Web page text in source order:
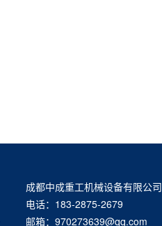
成都中成重工机械设备有限公司
电话：183-2875-2679
邮箱：970273639@qq.com